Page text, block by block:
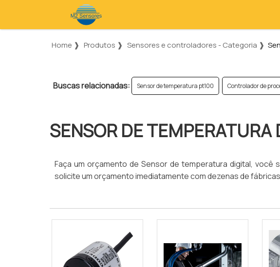
Home ❱ Produtos ❱ Sensores e controladores - Categoria ❱
Buscas relacionadas: Sensor de temperatura pt100 Controlador de
SENSOR DE TEMPERATURA
Faça um orçamento de Sensor de temperatura digital, você
solicite um orçamento imediatamente com dezenas de